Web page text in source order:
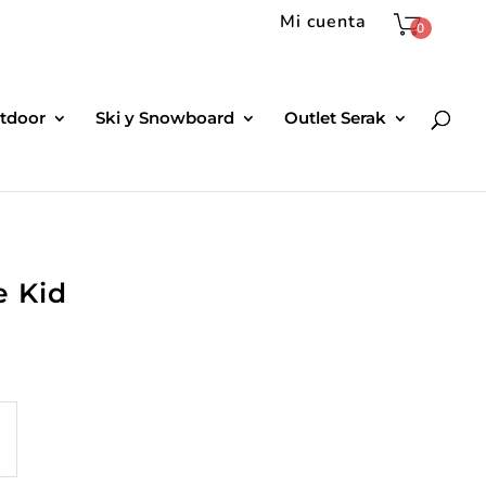
Mi cuenta 0
Ski y Snowboard Outlet Serak
Kid